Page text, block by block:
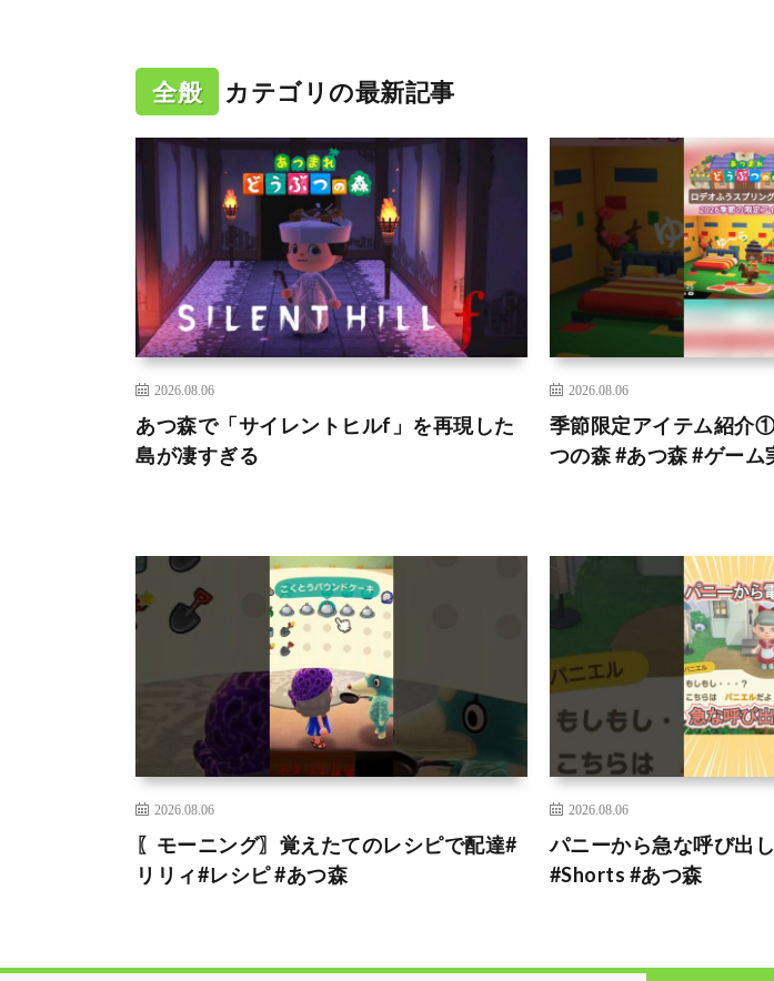
全般 カテゴリの最新記事
2026.08.06
あつ森で「サイレントヒルf」を再現した
島が凄すぎる
2026.08.06
季節限定アイテム紹介
つの森 #あつ森 #ゲーム
2026.08.06
〖モーニング〗覚えたてのレシピで配達#
リリィ#レシピ #あつ森
2026.08.06
パニーから急な呼び出
#Shorts #あつ森